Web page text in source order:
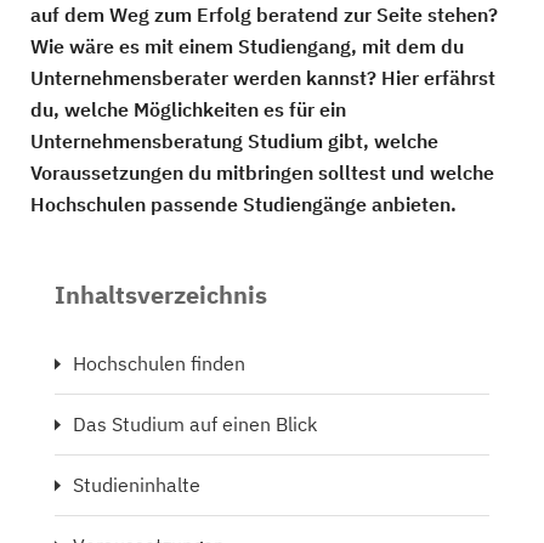
auf dem Weg zum Erfolg beratend zur Seite stehen?
Wie wäre es mit einem Studiengang, mit dem du
Unternehmensberater werden kannst? Hier erfährst
du, welche Möglichkeiten es für ein
Unternehmensberatung Studium gibt, welche
Voraussetzungen du mitbringen solltest und welche
Hochschulen passende Studiengänge anbieten.
Inhaltsverzeichnis
Hochschulen finden
Das Studium auf einen Blick
Studieninhalte